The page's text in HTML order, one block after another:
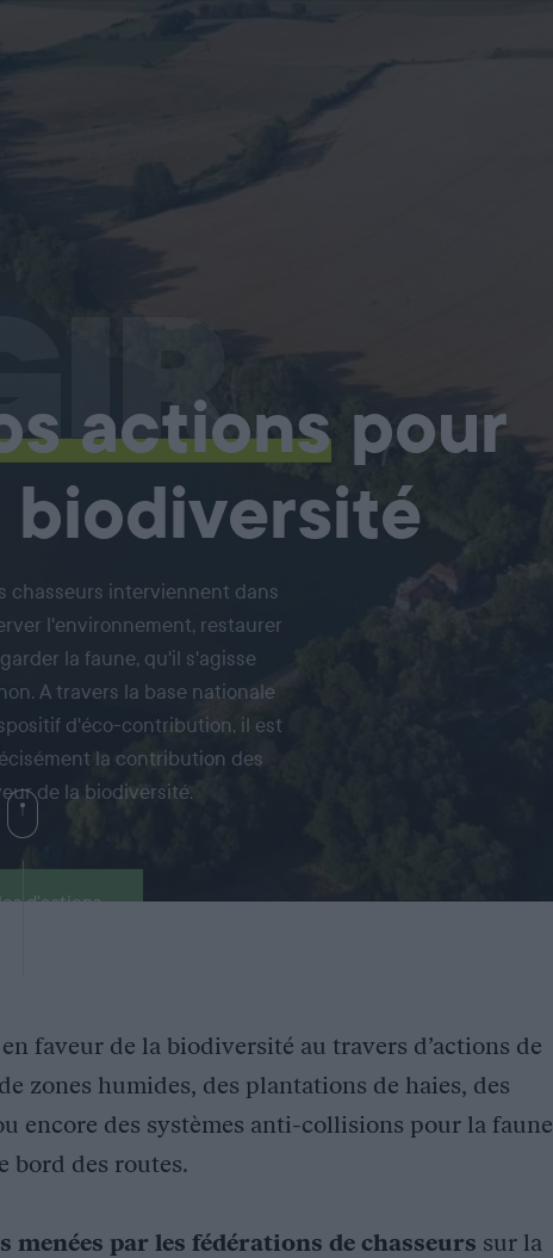
actionspour
chasseurs interviennent dans
l'environnement, restaurer
la faune, qu'il s'agisse
A travers la base nationale
d'éco-contribution, il est
la contribution des
de la biodiversité.
d'actions
faveur de la biodiversité au travers d’actions de
zones humides, des plantations de haies, des
encore des systèmes anti-collisions pour la faune
bord des routes.
menées par les fédérations de chasseurs sur la